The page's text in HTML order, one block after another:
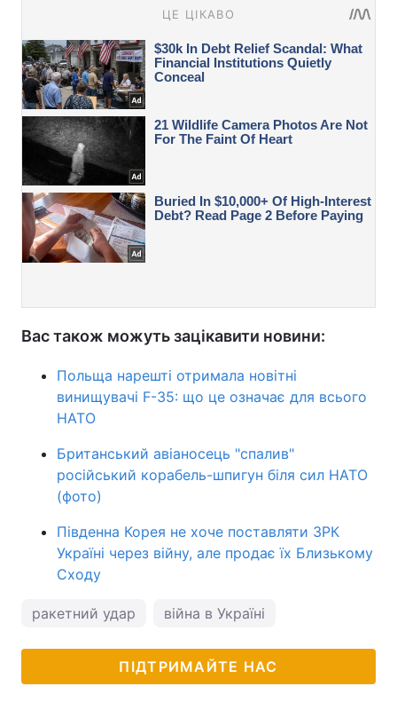
Вас також можуть зацікавити новини:
Польща нарешті отримала новітні
винищувачі F-35: що це означає для всього
НАТО
Британський авіаносець "спалив"
російський корабель-шпигун біля сил НАТО
(фото)
Південна Корея не хоче поставляти ЗРК
Україні через війну, але продає їх Близькому
Сходу
ракетний удар війна в Україні
ПІДТРИМАЙТЕ НАС